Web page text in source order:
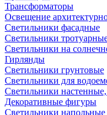
Трансформаторы
Освещение
Светильники фасадные
Светильники
Светильники на
Гирлянды
Светильники грунтовые
Светильники для
Светильники
Декоративные фигуры
Светильники напольные